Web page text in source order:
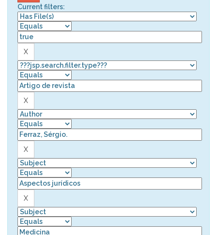
Current filters: